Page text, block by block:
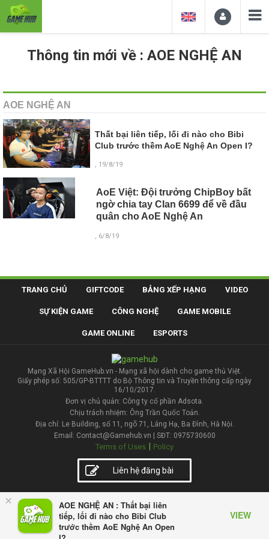
×
AOE NGHỆ AN : Thất bại liên
tiếp, lối đi nào cho Bibi Club
trước thềm AoE Nghệ An Open
VIEW
Thông tin mới về : AOE NGHỆ AN
AOE NGHỆ AN
Thất bại liên tiếp, lối đi nào cho Bibi
Club trước thềm AoE Nghệ An Open I?
, 19/8/19
AoE Việt: Đội trưởng ChipBoy bất
ngờ chia tay Clan 6699 để về đầu
quân cho AoE Nghệ An
, 6/8/19
TRANG CHỦ GIFTCODE BẢNG XẾP HẠNG VIDEO
SỰ KIỆN GAME CÔNG NGHỆ GAME MOBILE
GAME ONLINE ESPORTS
Mạng Xã Hội GameHub.vn - Mạng xã hội dành cho game thủ Việt.
Giấy phép số: 505/GP-BTTTT do Bộ Thông tin và Truyền thông cấp ngày
16/10/2017.
Đơn vị chủ quản: Công ty cổ phần Adsota.
Chịu trách nhiệm: Ông Trần Quốc Toản.
Địa chỉ: Le Building, số 11, ngõ 71, Láng Hạ, Ba Đình, Hà Nội.
Email: Contact@Gamehub.vn | SĐT: 0975730600
Terms of Uses | Policy
Liên hệ đăng bài